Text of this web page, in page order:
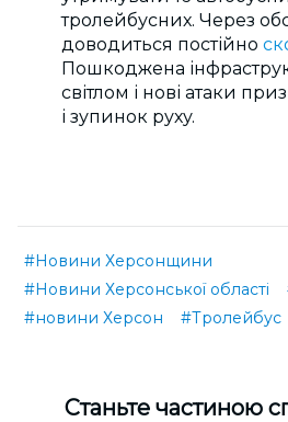
тролейбусних. Через
доводиться постійно
Пошкоджена
світлом і нові атаки
і зупинок руху.
#Новини Херсонщини
#Новини Херсонської області
#новини Херсон
#Тролейбус
Cтаньте частиною